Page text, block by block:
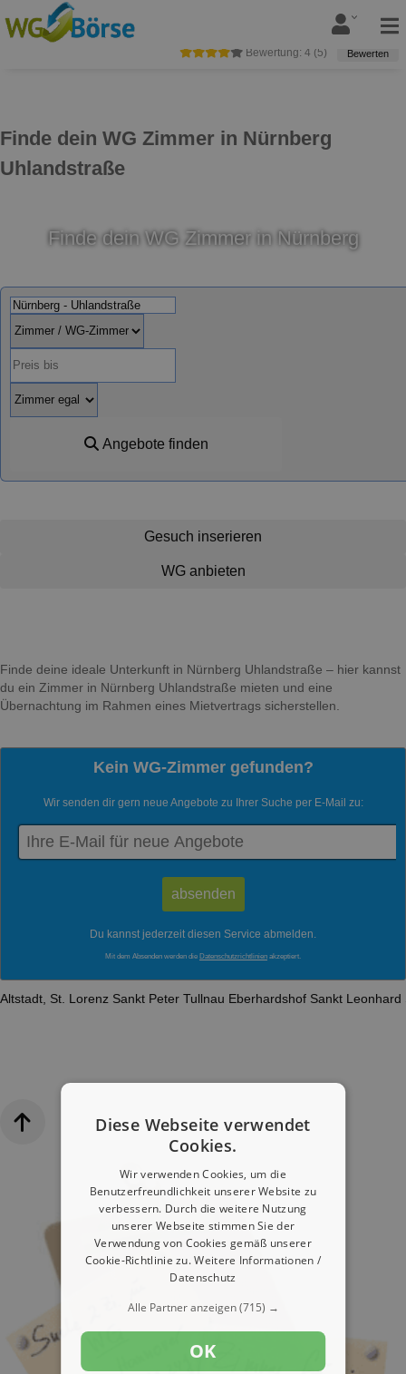
Finde dein WG Zimmer in Nürnberg
Uhlandstraße
Bewertung: 4 (5) Bewerten
Finde dein WG Zimmer in Nürnberg
Angebote finden
Gesuch inserieren
WG anbieten
Finde deine ideale Unterkunft in Nürnberg Uhlandstraße – hier kannst
du ein Zimmer in Nürnberg Uhlandstraße mieten und eine
Übernachtung im Rahmen eines Mietvertrags sicherstellen.
Kein WG-Zimmer gefunden?
Wir senden dir gern neue Angebote zu Ihrer Suche per E-Mail zu:
Du kannst jederzeit diesen Service abmelden.
Mit dem Absenden werden die Datenschutzrichtlinien akzeptiert.
Altstadt, St. Lorenz Sankt Peter Tullnau Eberhardshof Sankt Leonhard
Diese Webseite verwendet
Cookies.
Wir verwenden Cookies, um die
Benutzerfreundlichkeit unserer Website zu
verbessern. Durch die weitere Nutzung
unserer Webseite stimmen Sie der
Verwendung von Cookies gemäß unserer
Cookie-Richtlinie zu.Weitere Informationen /
Datenschutz
Alle Partner anzeigen(715) →
OK